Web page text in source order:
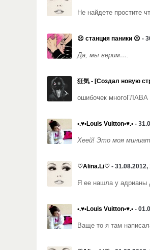
Не найдете простите
☹ станция паники ☹ -
Да, мы верим….
狂気 - [Создал новую
ошибочек много
•.♥•Louis Vuitton•♥.• -
Хеей! Это моя
♡Alina.Li♡ - 31.08.2012,
Я ее нашла у адрианы
•.♥•Louis Vuitton•♥.• -
Ваще то я там